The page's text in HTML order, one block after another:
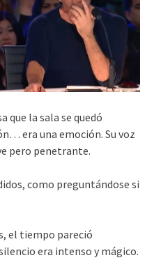
que la sala se quedó
era una emoción. Su voz
pero penetrante.
como preguntándose si
el tiempo pareció
era intenso y mágico.